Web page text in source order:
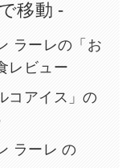
移動 -
ラーレの「お
レビュー
コアイス」の
ラーレ の